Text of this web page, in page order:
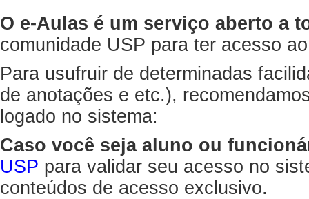
O e-Aulas é um serviço aberto a
comunidade USP para ter acesso
Para usufruir de determinadas
de anotações e etc.),
logado no sistema:
Caso você seja aluno ou
USP para validar seu acesso no
conteúdos de acesso exclusivo.